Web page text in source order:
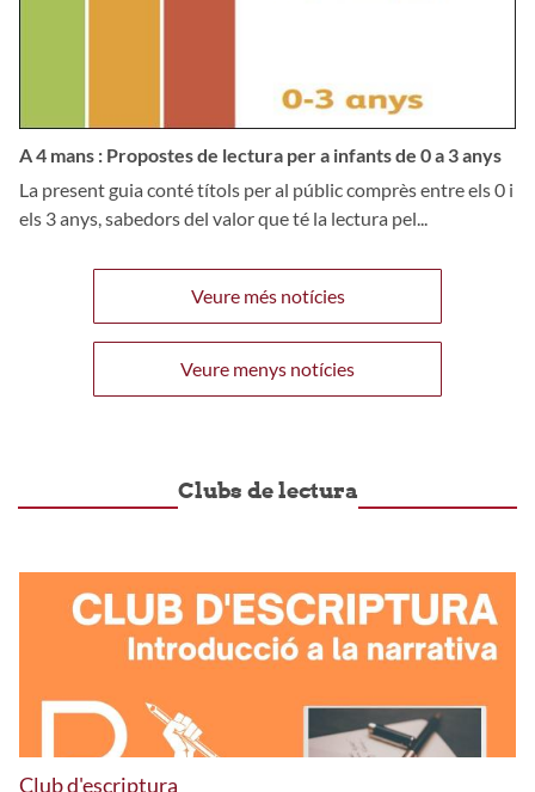
A 4 mans : Propostes de lectura per a infants de 0 a 3 anys
La present guia conté títols per al públic comprès entre els 0 i
els 3 anys, sabedors del valor que té la lectura pel...
Veure més notícies
Veure menys notícies
Clubs de lectura
Club d'escriptura